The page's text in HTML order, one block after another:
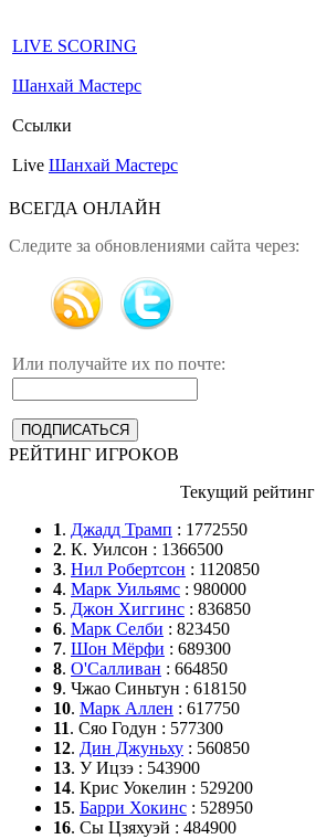
LIVE SCORING
Шанхай Мастерс
Ссылки
Live Шанхай Мастерс
ВСЕГДА ОНЛАЙН
Следите за обновлениями сайта через:
Или получайте их по почте:
РЕЙТИНГ ИГРОКОВ
Текущий рейтинг
1. Джадд Трамп : 1772550
2. К. Уилсон : 1366500
3. Нил Робертсон : 1120850
4. Марк Уильямс : 980000
5. Джон Хиггинс : 836850
6. Марк Селби : 823450
7. Шон Мёрфи : 689300
8. О'Салливан : 664850
9. Чжао Синьтун : 618150
10. Марк Аллен : 617750
11. Сяо Годун : 577300
12. Дин Джуньху : 560850
13. У Ицзэ : 543900
14. Крис Уокелин : 529200
15. Барри Хокинс : 528950
16. Сы Цзяхуэй : 484900